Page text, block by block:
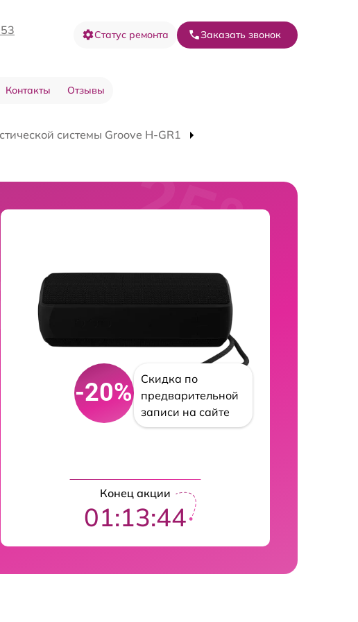
Статус ремонта Заказать звонок
Контакты Отзывы
системы Groove H-GR1
-20%
Скидка по
предварительной
записи на сайте
Конец акции
01:13:43